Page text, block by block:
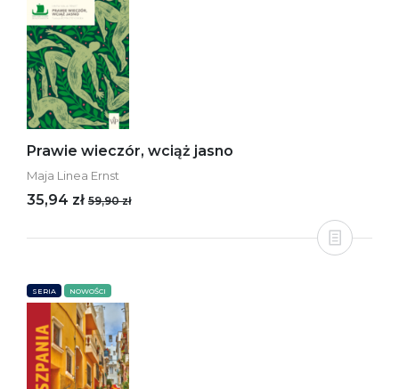
Prawie wieczór, wciąż jasno
Maja Linea Ernst
35,94 zł 59,90 zł
SERIA NOWOŚCI